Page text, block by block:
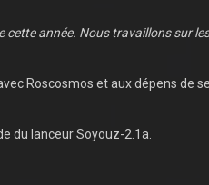
année. Nous travaillons sur
Roscosmos et aux dépens de
du lanceur Soyouz-2.1a.